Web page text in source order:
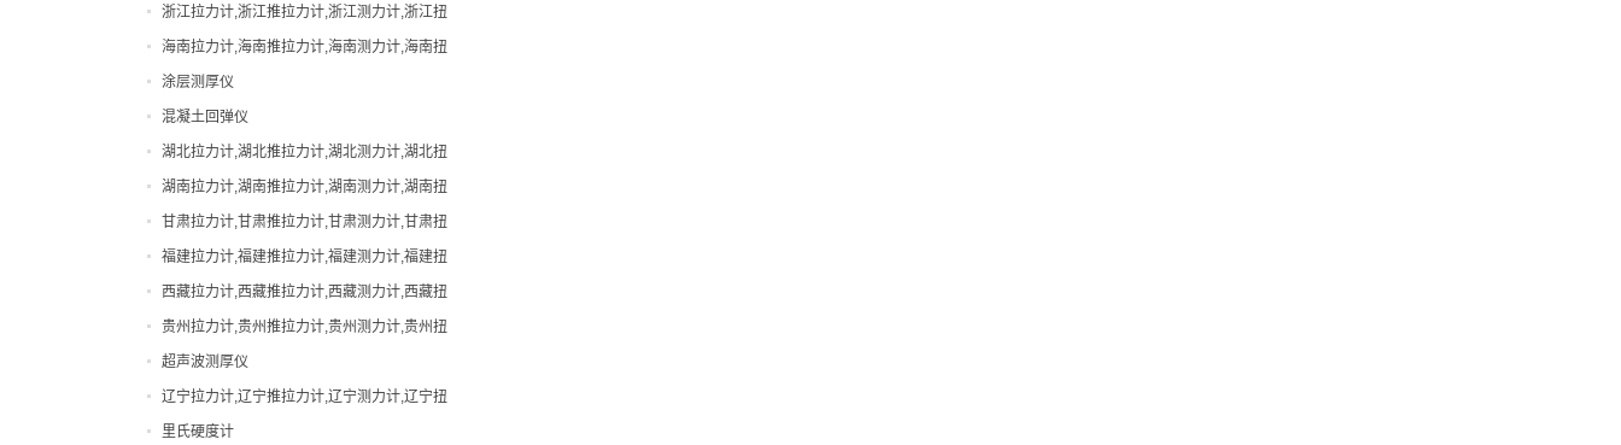
浙江拉力计,浙江推拉力计,浙江测力计,浙江扭
力计,浙江邵氏硬度计
海南拉力计,海南推拉力计,海南测力计,海南扭
力计,海南邵氏硬度计
涂层测厚仪
混凝土回弹仪
湖北拉力计,湖北推拉力计,湖北测力计,湖北扭
力计,湖北邵氏硬度计
湖南拉力计,湖南推拉力计,湖南测力计,湖南扭
力计,湖南邵氏硬度计
甘肃拉力计,甘肃推拉力计,甘肃测力计,甘肃扭
力计,甘肃邵氏硬度计
福建拉力计,福建推拉力计,福建测力计,福建扭
力计,福建邵氏硬度计
西藏拉力计,西藏推拉力计,西藏测力计,西藏扭
力计,西藏邵氏硬度计
贵州拉力计,贵州推拉力计,贵州测力计,贵州扭
力计,贵州邵氏硬度计
超声波测厚仪
辽宁拉力计,辽宁推拉力计,辽宁测力计,辽宁扭
力计,辽宁邵氏硬度计
里氏硬度计